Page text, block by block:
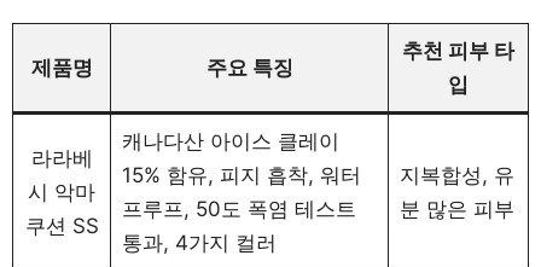
제품명 주요 특징
추천 피부 타
입
라라베
시 악마
쿠션 SS
캐나다산 아이스 클레이
15% 함유, 피지 흡착, 워터
프루프, 50도 폭염 테스트
통과, 4가지 컬러
지복합성, 유
분 많은 피부